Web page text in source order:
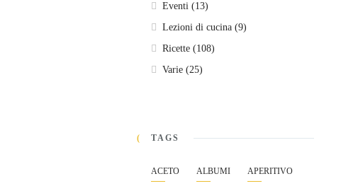
Eventi (13)
Lezioni di cucina (9)
Ricette (108)
Varie (25)
TAGS
ACETO ALBUMI APERITIVO